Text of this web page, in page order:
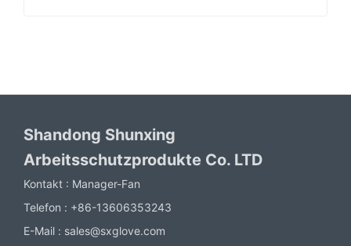
Shandong Shunxing
Arbeitsschutzprodukte Co. LTD
Kontakt : Manager-Fan
Telefon : +86-13606353243
E-Mail : sales@sxglove.com